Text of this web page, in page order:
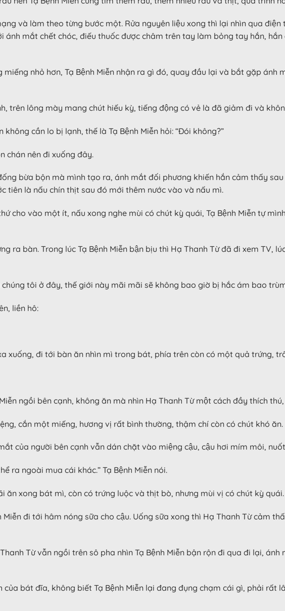
và làm theo từng bước một. Rửa nguyên liệu xong thì lại nhìn qua
ánh mắt chết chóc, điếu thuốc được châm trên tay làm bỏng tay hắn,
nhỏ hơn, Tạ Bệnh Miễn nhận ra gì đó, quay đầu lại và bắt gặp ánh
trên lông mày mang chút hiếu kỳ, tiếng động có vẻ là đã giảm đi và
cần lo bị lạnh, thế là Tạ Bệnh Miễn hỏi: “Đói không?”
chán nên đi xuống đây.
bừa bộn mà mình tạo ra, ánh mắt đối phương khiến hắn cảm thấy
tiên là nấu chín thịt sau đó mới thêm nước vào và nấu mì.
cho vào một ít, nấu xong nghe mùi có chút kỳ quái, Tạ Bệnh Miễn tự
ra bàn. Trong lúc Tạ Bệnh Miễn bận bịu thì Hạ Thanh Từ đã đi xem TV,
chúng tôi ở đây, thế giới này mãi mãi sẽ không bao giờ bị hắc ám bao
liền hô:
xuống, đi tới bàn ăn nhìn mì trong bát, phía trên còn có một quả trứng,
ngồi bên cạnh, không ăn mà nhìn Hạ Thanh Từ một cách đầy thích
cắn một miếng, hương vị rất bình thường, thậm chí còn có chút khó ăn.
của người bên cạnh vẫn dán chặt vào miệng cậu, cậu hơi mím môi,
ra ngoài mua cái khác.” Tạ Bệnh Miễn nói.
ăn xong bát mì, còn có trứng luộc và thịt bò, nhưng mùi vị có chút kỳ quái.
Miễn đi tới hâm nóng sữa cho cậu. Uống sữa xong thì Hạ Thanh Từ cảm
Từ vẫn ngồi trên sô pha nhìn Tạ Bệnh Miễn bận rộn đi qua đi lại,
bát đĩa, không biết Tạ Bệnh Miễn lại đang đụng chạm cái gì, phải rất